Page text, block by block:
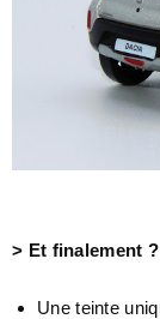
> Et finalement ?
Une teinte